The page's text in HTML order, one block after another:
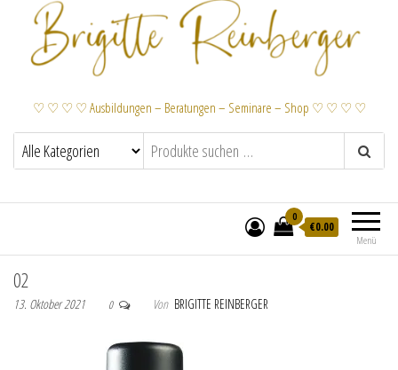
♡ ♡ ♡ ♡ Ausbildungen – Beratungen – Seminare – Shop ♡ ♡ ♡ ♡
Menü
0
€0.00
02
13. Oktober 2021 0 Von BRIGITTE REINBERGER